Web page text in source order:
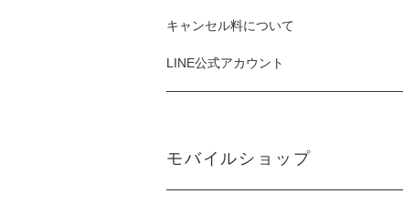
キャンセル料について
LINE公式アカウント
モバイルショップ